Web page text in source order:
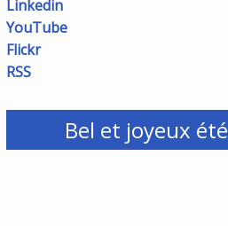
Linkedin
YouTube
Flickr
RSS
Bel et joyeux été